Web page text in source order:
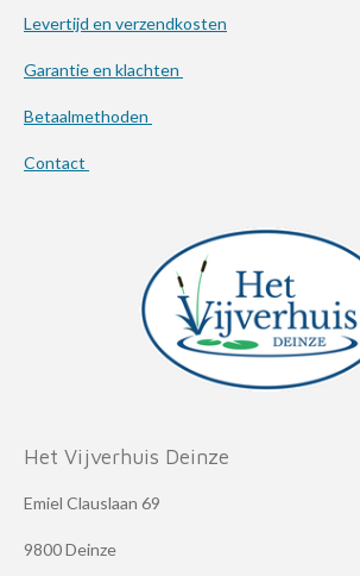
Levertijd en verzendkosten
Garantie en klachten
Betaalmethoden
Contact
Het Vijverhuis Deinze
Emiel Clauslaan 69
9800 Deinze